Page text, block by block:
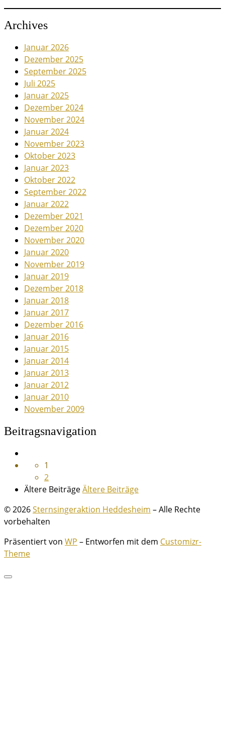
Archives
Januar 2026
Dezember 2025
September 2025
Juli 2025
Januar 2025
Dezember 2024
November 2024
Januar 2024
November 2023
Oktober 2023
Januar 2023
Oktober 2022
September 2022
Januar 2022
Dezember 2021
Dezember 2020
November 2020
Januar 2020
November 2019
Januar 2019
Dezember 2018
Januar 2018
Januar 2017
Dezember 2016
Januar 2016
Januar 2015
Januar 2014
Januar 2013
Januar 2012
Januar 2010
November 2009
Beitragsnavigation
1
2
Ältere BeiträgeÄltere Beiträge
© 2026Sternsingeraktion Heddesheim – Alle Rechte
vorbehalten
Präsentiert von WP – Entworfen mit dem Customizr-
Theme